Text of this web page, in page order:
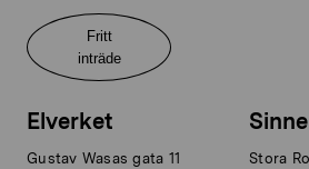
Fritt
inträde
Elverket
Gustav Wasas gata 11
Sinne
Stora